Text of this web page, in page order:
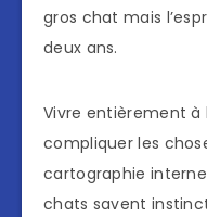
gros chat mais
deux ans.
Vivre entièrement à
compliquer les
cartographie
chats savent